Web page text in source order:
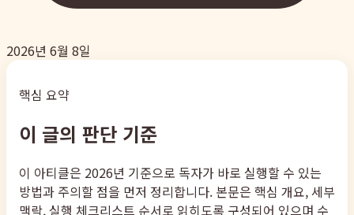
2026년 6월 8일
핵심 요약
이 글의 판단 기준
이 아티클은 2026년 기준으로 독자가 바로 실행할 수 있는
방법과 주의할 점을 먼저 정리합니다. 본문은 핵심 개요, 세부
맥락, 실행 체크리스트 순서로 읽히도록 구성되어 있으며 수